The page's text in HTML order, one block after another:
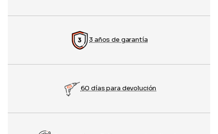
3 años de garantía
60 días para devolución